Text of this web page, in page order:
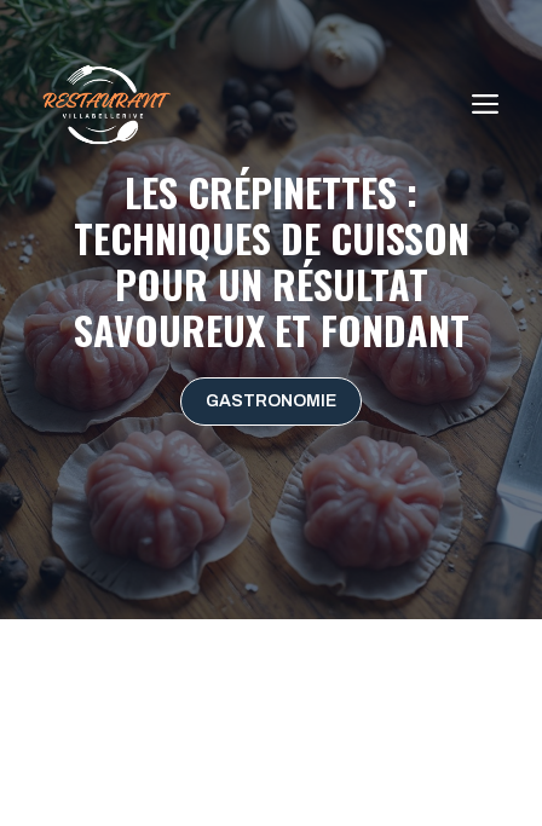
Aller
au
contenu
LES CRÉPINETTES :
TECHNIQUES DE CUISSON
POUR UN RÉSULTAT
SAVOUREUX ET FONDANT
GASTRONOMIE